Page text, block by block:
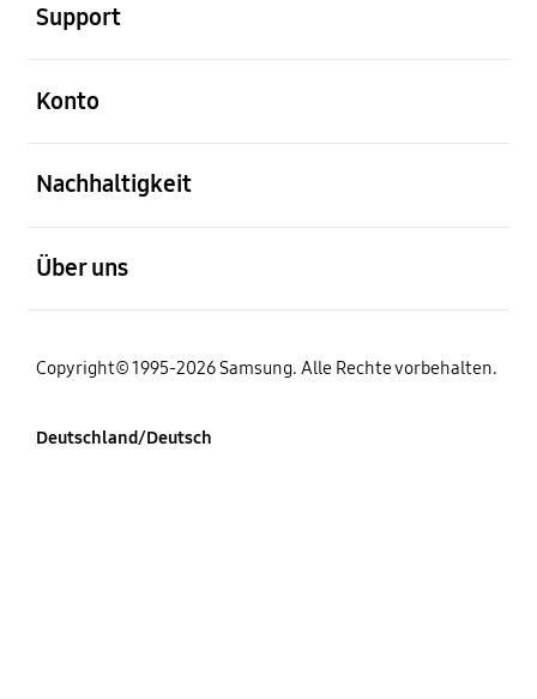
Support
Konto
Nachhaltigkeit
Über uns
Copyright© 1995-2026 Samsung. Alle Rechte vorbehalten.
Deutschland/Deutsch